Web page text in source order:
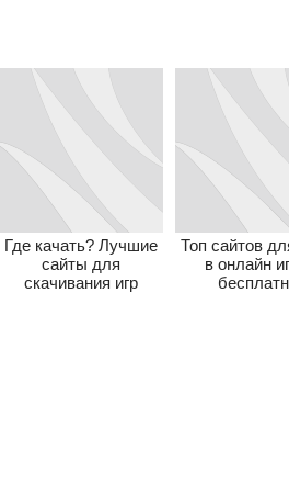
Где качать? Лучшие
сайты для
скачивания игр
Топ сайтов
в онлайн